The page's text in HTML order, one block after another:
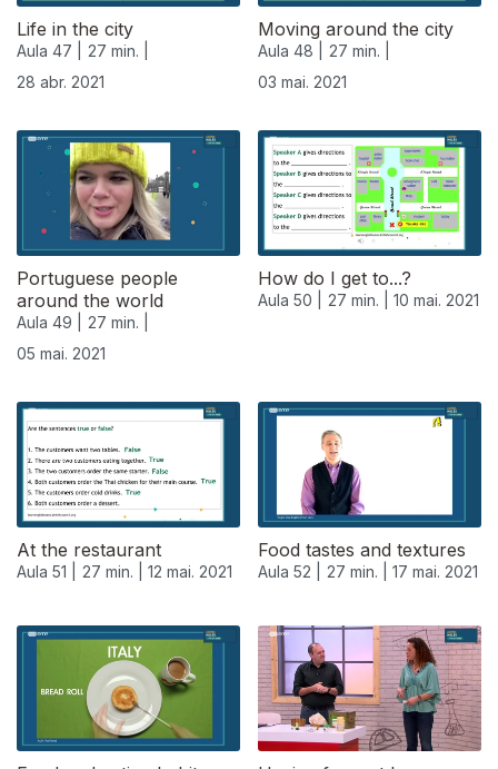
Life in the city
Aula 47 |
27 min. |
28 abr. 2021
Moving around the city
Aula 48 |
27 min. |
03 mai. 2021
Portuguese people
around the world
Aula 49 |
27 min. |
05 mai. 2021
How do I get to...?
Aula 50 | 27 min. | 10 mai. 2021
At the restaurant
Aula 51 | 27 min. | 12 mai. 2021
Food tastes and textures
Aula 52 | 27 min. | 17 mai. 2021